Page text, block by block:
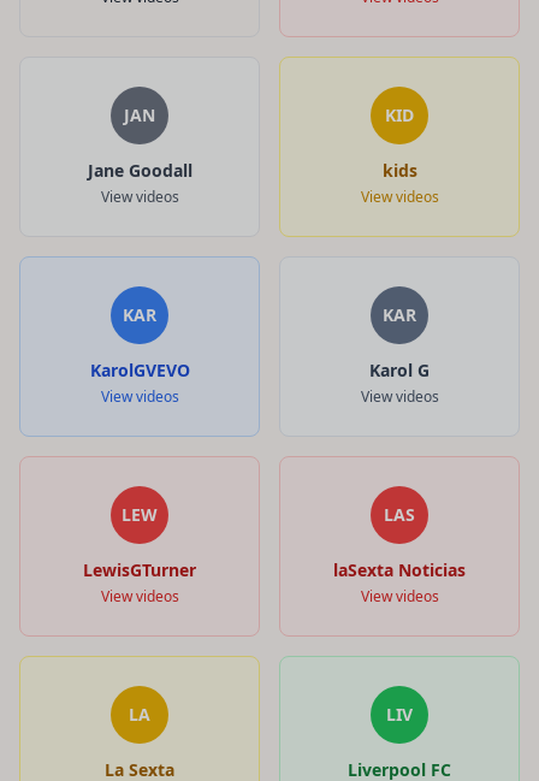
JAN
Jane Goodall
View videos
KID
kids
View videos
KAR
KarolGVEVO
View videos
KAR
Karol G
View videos
LEW
LewisGTurner
View videos
LAS
laSexta Noticias
View videos
LA
La Sexta
LIV
Liverpool FC